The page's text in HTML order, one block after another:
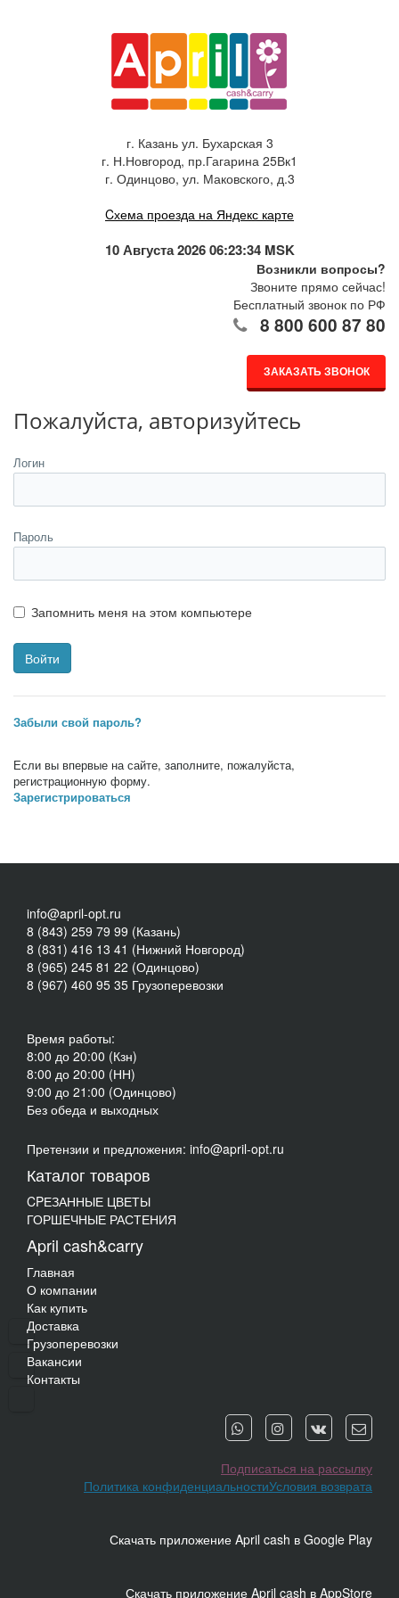
г. Казань ул. Бухарская 3
г. Н.Новгород, пр.Гагарина 25Вк1
г. Одинцово, ул. Маковского, д.3
Cхема проезда на Яндекс карте
10 Августа 2026 06:23:34 MSK
Возникли вопросы?
Звоните прямо сейчас!
Бесплатный звонок по РФ
8 800 600 87 80
ЗАКАЗАТЬ ЗВОНОК
Пожалуйста, авторизуйтесь
Логин
Пароль
Запомнить меня на этом компьютере
Забыли свой пароль?
Если вы впервые на сайте, заполните, пожалуйста,
регистрационную форму.
Зарегистрироваться
info@april-opt.ru
8 (843) 259 79 99 (Казань)
8 (831) 416 13 41 (Нижний Новгород)
8 (965) 245 81 22 (Одинцово)
8 (967) 460 95 35 Грузоперевозки
Время работы:
8:00 до 20:00 (Кзн)
8:00 до 20:00 (НН)
9:00 до 21:00 (Одинцово)
Без обеда и выходных
Претензии и предложения: info@april-opt.ru
Каталог товаров
CPЕЗАННЫЕ ЦВЕТЫ
ГОРШЕЧНЫЕ РАСТЕНИЯ
April cash&carry
Главная
О компании
Как купить
Доставка
Грузоперевозки
Вакансии
Контакты
Подписаться на рассылку
Условия возврата
Политика конфиденциальности
Скачать приложение April cash в Google Play
Скачать приложение April cash в AppStore